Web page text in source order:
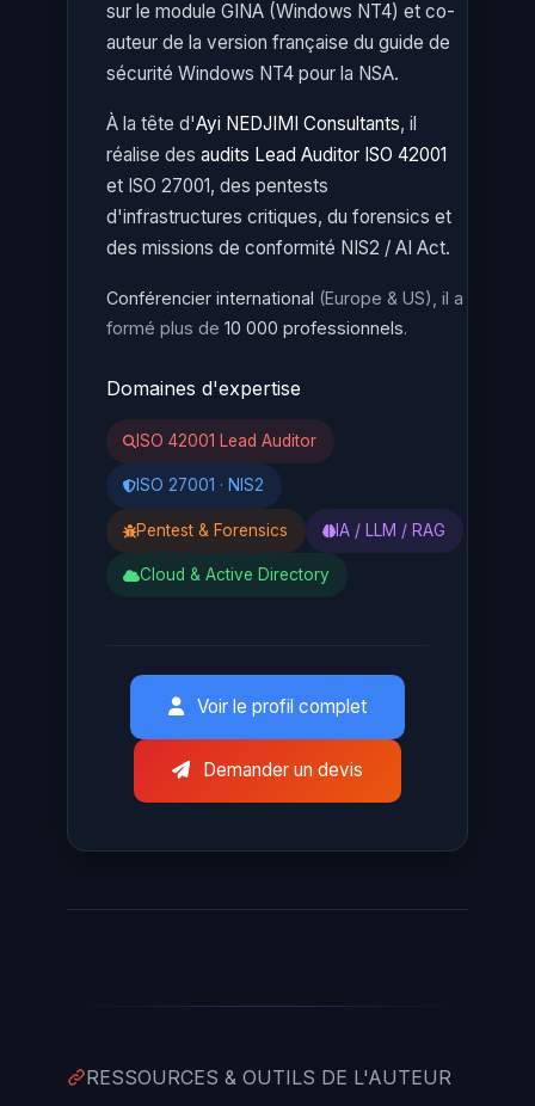
sur le module GINA (Windows NT4) et co-
auteur de la version française du guide de
sécurité Windows NT4 pour la NSA.
À la tête d'Ayi NEDJIMI Consultants, il
réalise des audits Lead Auditor ISO 42001
et ISO 27001, des pentests
d'infrastructures critiques, du forensics et
des missions de conformité NIS2 / AI Act.
Conférencier international (Europe & US), il a
formé plus de 10 000 professionnels.
Domaines d'expertise
ISO 42001 Lead Auditor
ISO 27001 · NIS2
Pentest & Forensics IA / LLM / RAG
Cloud & Active Directory
Voir le profil complet
Demander un devis
RESSOURCES & OUTILS DE L'AUTEUR